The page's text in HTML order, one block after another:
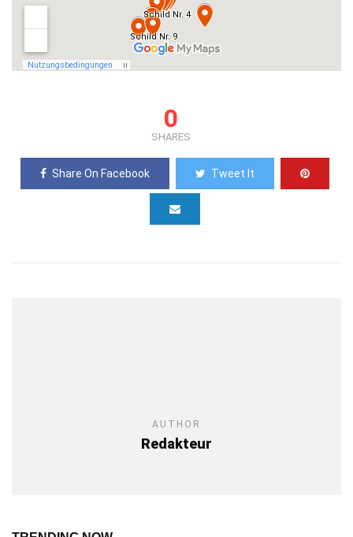
0
SHARES
Share On Facebook Tweet It
AUTHOR
Redakteur